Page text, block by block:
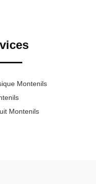
Montenils
Montenils